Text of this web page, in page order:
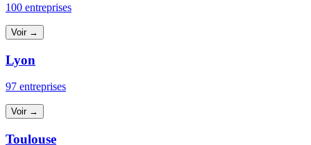
100 entreprises
Voir →
Lyon
97 entreprises
Voir →
Toulouse